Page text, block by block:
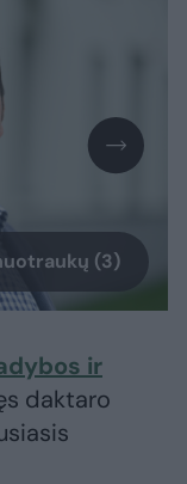
(3)
ir
daktaro